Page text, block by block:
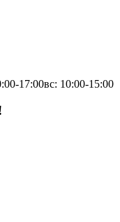
17:00вс: 10:00-15:00